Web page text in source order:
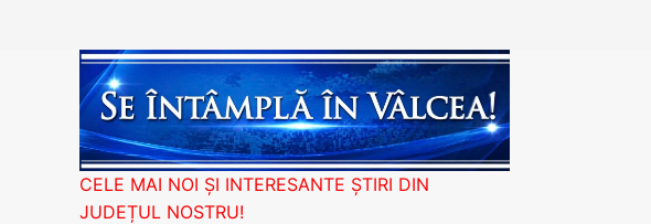
CELE MAI NOI ȘI INTERESANTE ȘTIRI DIN
JUDEȚUL NOSTRU!